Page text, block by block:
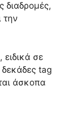
διαδρομές,
την
, ειδικά σε
tag
άσκοπα